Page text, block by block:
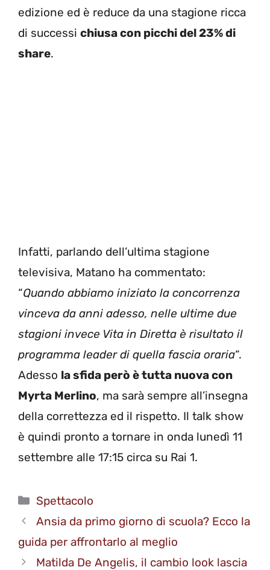
edizione ed è reduce da una stagione ricca
di successi chiusa con picchi del 23% di
share.
Infatti, parlando dell’ultima stagione
televisiva, Matano ha commentato:
“Quando abbiamo iniziato la concorrenza
vinceva da anni adesso, nelle ultime due
stagioni invece Vita in Diretta è risultato il
programma leader di quella fascia oraria“.
Adesso la sfida però è tutta nuova con
Myrta Merlino, ma sarà sempre all’insegna
della correttezza ed il rispetto. Il talk show
è quindi pronto a tornare in onda lunedì 11
settembre alle 17:15 circa su Rai 1.
Categorie
Spettacolo
Ansia da primo giorno di scuola? Ecco la
guida per affrontarlo al meglio
Matilda De Angelis, il cambio look lascia